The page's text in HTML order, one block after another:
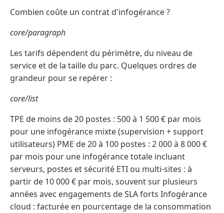
Combien coûte un contrat d'infogérance ?
core/paragraph
Les tarifs dépendent du périmètre, du niveau de
service et de la taille du parc. Quelques ordres de
grandeur pour se repérer :
core/list
TPE de moins de 20 postes : 500 à 1 500 € par mois
pour une infogérance mixte (supervision + support
utilisateurs) PME de 20 à 100 postes : 2 000 à 8 000 €
par mois pour une infogérance totale incluant
serveurs, postes et sécurité ETI ou multi-sites : à
partir de 10 000 € par mois, souvent sur plusieurs
années avec engagements de SLA forts Infogérance
cloud : facturée en pourcentage de la consommation